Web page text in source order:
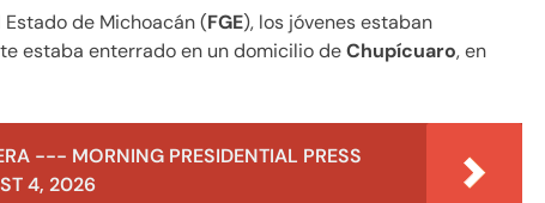
de Michoacán (FGE), los jóvenes estaban
estaba enterrado en un domicilio deChupícuaro, en
--- MORNING PRESIDENTIAL PRESS
4, 2026